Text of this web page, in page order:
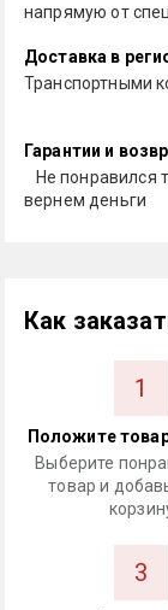
напрямую от
Доставка в
Транспортными
Гарантии и
Не понравился
вернем деньги
Как
1
Положите
Выберите
товар и
3